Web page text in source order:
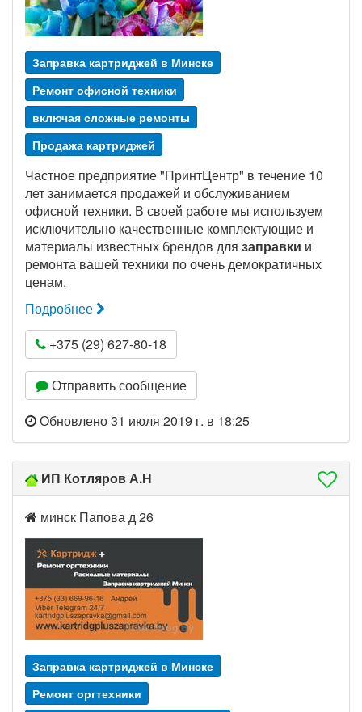
Заправка картриджей в Минске
Ремонт офисной техники
включая сложные ремонты
Продажа картриджей
Частное предприятие "ПринтЦентр" в течение 10
лет занимается продажей и обслуживанием
офисной техники. В своей работе мы используем
исключительно качественные комплектующие и
материалы известных брендов для заправки и
ремонта вашей техники по очень демократичных
ценам.
Подробнее
+375 (29) 627-80-18
Отправить сообщение
Обновлено 31 июля 2019 г. в 18:25
ИП Котляров А.Н
минск Папова д 26
Заправка картриджей в Минске
Ремонт оргтехники